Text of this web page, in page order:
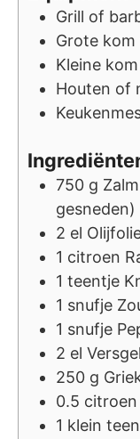
Grill of
Grote
Kleine
Houten of
750 g
gesneden)
2 el
1 citroen
1 teentje
1 snufje
1 snufje
2 el
250 g
0.5 citroen
1 klein